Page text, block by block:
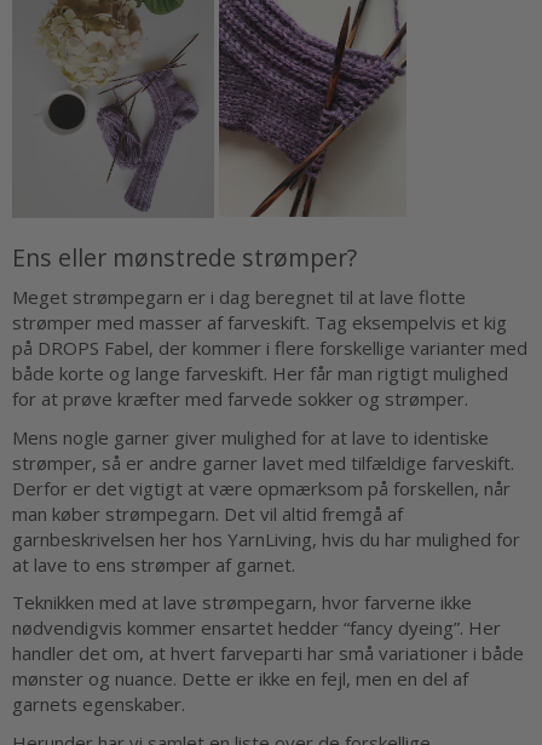
Ens eller mønstrede strømper?
Meget strømpegarn er i dag beregnet til at lave flotte
strømper med masser af farveskift. Tag eksempelvis et kig
på DROPS Fabel, der kommer i flere forskellige varianter med
både korte og lange farveskift. Her får man rigtigt mulighed
for at prøve kræfter med farvede sokker og strømper.
Mens nogle garner giver mulighed for at lave to identiske
strømper, så er andre garner lavet med tilfældige farveskift.
Derfor er det vigtigt at være opmærksom på forskellen, når
man køber strømpegarn. Det vil altid fremgå af
garnbeskrivelsen her hos YarnLiving, hvis du har mulighed for
at lave to ens strømper af garnet.
Teknikken med at lave strømpegarn, hvor farverne ikke
nødvendigvis kommer ensartet hedder “fancy dyeing”. Her
handler det om, at hvert farveparti har små variationer i både
mønster og nuance. Dette er ikke en fejl, men en del af
garnets egenskaber.